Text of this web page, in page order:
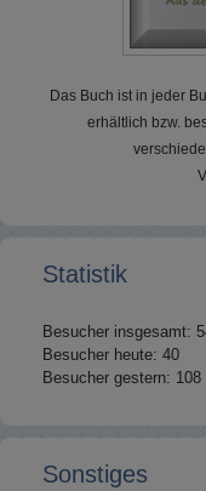
Das Buch ist in jeder
erhältlich bzw.
Statistik
Besucher insgesamt:
Besucher heute: 40
Besucher gestern: 108
Sonstiges